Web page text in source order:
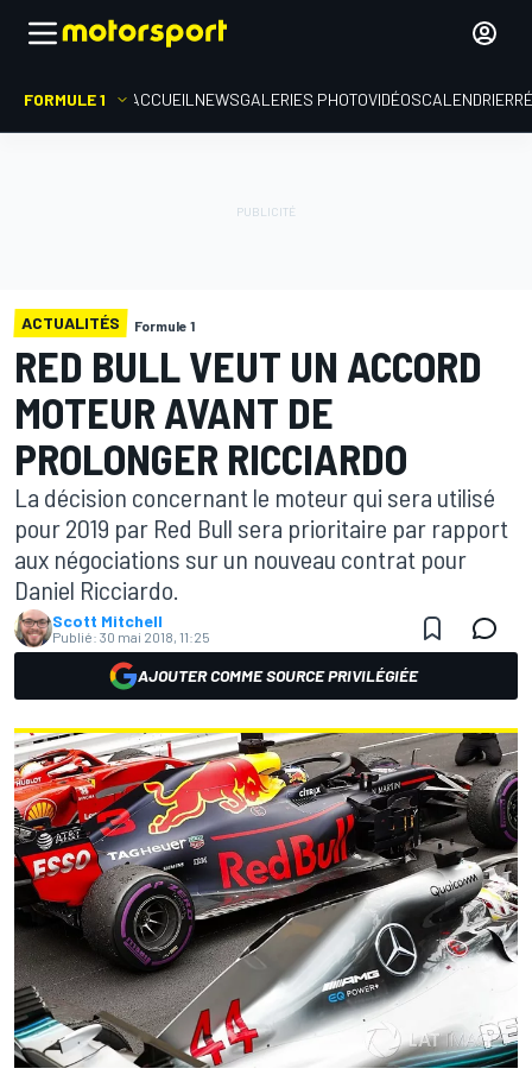
FORMULE 1 ACCUEIL NEWSGALERIES PHOTOVIDÉOSCALENDRIER
ACTUALITÉS Formule 1
RED BULL VEUT UN ACCORD
MOTEUR AVANT DE
PROLONGER RICCIARDO
La décision concernant le moteur qui sera utilisé
pour 2019 par Red Bull sera prioritaire par rapport
aux négociations sur un nouveau contrat pour
Daniel Ricciardo.
Scott Mitchell
Publié: 30 mai 2018, 11:25
AJOUTER COMME SOURCE PRIVILÉGIÉE